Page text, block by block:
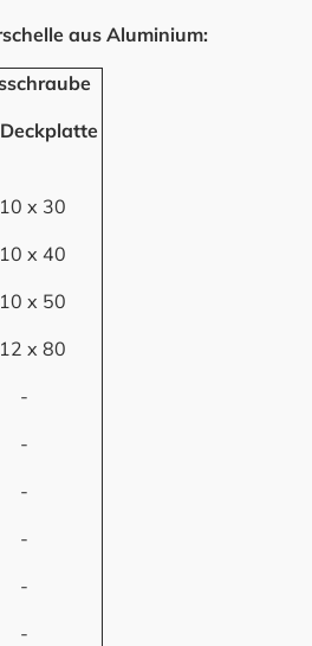
aus Aluminium:
x 30
x 40
x 50
x 80
-
-
-
-
-
-